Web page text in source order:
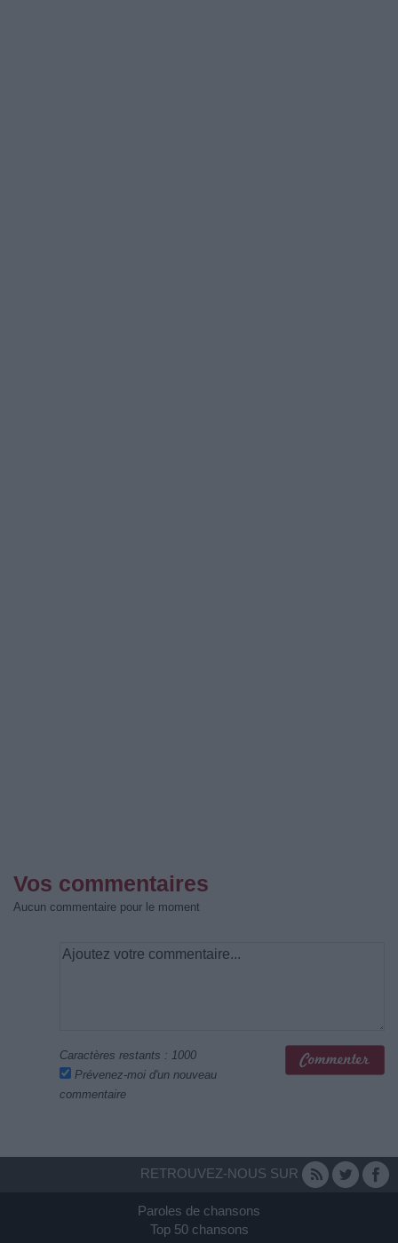
Vos commentaires
Aucun commentaire pour le moment
Caractères restants : 1000
Prévenez-moi d'un nouveau
commentaire
RETROUVEZ-NOUS SUR
Paroles de chansons
Top 50 chansons